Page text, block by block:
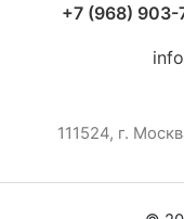
+7 (968) 903-
111524, г.